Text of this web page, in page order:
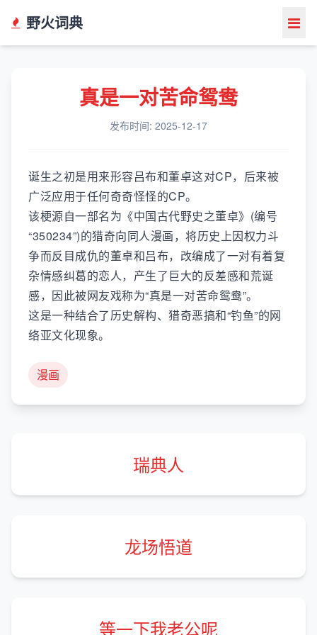
野火词典
真是一对苦命鸳鸯
发布时间: 2025-12-17
诞生之初是用来形容吕布和董卓这对CP，后来被
广泛应用于任何奇奇怪怪的CP。
该梗源自一部名为《中国古代野史之董卓》(编号
“350234”)的猎奇向同人漫画，将历史上因权力斗
争而反目成仇的董卓和吕布，改编成了一对有着复
杂情感纠葛的恋人，产生了巨大的反差感和荒诞
感，因此被网友戏称为“真是一对苦命鸳鸯”。
这是一种结合了历史解构、猎奇恶搞和“钓鱼”的网
络亚文化现象。
漫画
瑞典人
龙场悟道
等一下我老公呢